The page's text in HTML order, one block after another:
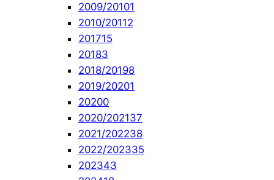
2009/20101
2010/20112
201715
20183
2018/20198
2019/20201
20200
2020/202137
2021/202238
2022/202335
202343